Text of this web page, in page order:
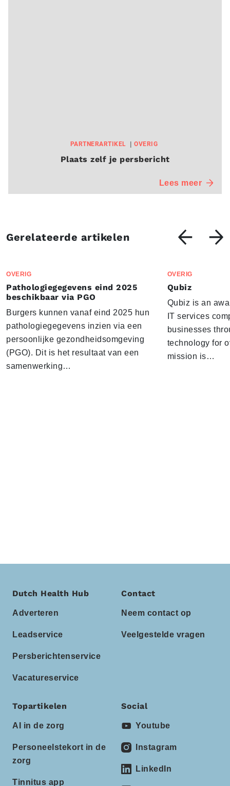
PARTNERARTIKEL OVERIG
Plaats zelf je persbericht
Lees meer
Gerelateerde artikelen
OVERIG
Pathologiegegevens eind 2025
beschikbaar via PGO
Burgers kunnen vanaf eind 2025 hun
pathologiegegevens inzien via een
persoonlijke gezondheidsomgeving
(PGO). Dit is het resultaat van een
samenwerking…
OVERIG
Qubiz
Qubiz is an
IT services
businesses
technology for
mission is…
Dutch Health Hub
Adverteren
Leadservice
Persberichtenservice
Vacatureservice
Contact
Neem contact op
Veelgestelde vragen
Topartikelen
AI in de zorg
Personeelstekort in de
zorg
Tinnitus app
Social
Youtube
Instagram
LinkedIn